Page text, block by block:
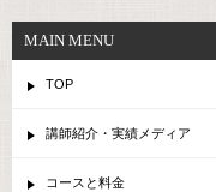
MAIN MENU
TOP
講師紹介・実績メディア
コースと料金